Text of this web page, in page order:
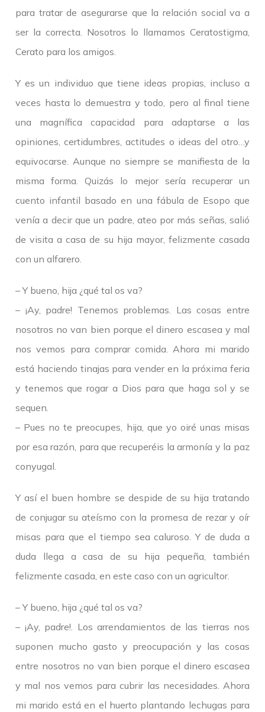
para tratar de asegurarse que la relación social va a
ser la correcta. Nosotros lo llamamos Ceratostigma,
Cerato para los amigos.
Y es un individuo que tiene ideas propias, incluso a
veces hasta lo demuestra y todo, pero al final tiene
una magnífica capacidad para adaptarse a las
opiniones, certidumbres, actitudes o ideas del otro…y
equivocarse. Aunque no siempre se manifiesta de la
misma forma. Quizás lo mejor sería recuperar un
cuento infantil basado en una fábula de Esopo que
venía a decir que un padre, ateo por más señas, salió
de visita a casa de su hija mayor, felizmente casada
con un alfarero.
– Y bueno, hija ¿qué tal os va?
– ¡Ay, padre! Tenemos problemas. Las cosas entre
nosotros no van bien porque el dinero escasea y mal
nos vemos para comprar comida. Ahora mi marido
está haciendo tinajas para vender en la próxima feria
y tenemos que rogar a Dios para que haga sol y se
sequen.
– Pues no te preocupes, hija, que yo oiré unas misas
por esa razón, para que recuperéis la armonía y la paz
conyugal.
Y así el buen hombre se despide de su hija tratando
de conjugar su ateísmo con la promesa de rezar y oír
misas para que el tiempo sea caluroso. Y de duda a
duda llega a casa de su hija pequeña, también
felizmente casada, en este caso con un agricultor.
– Y bueno, hija ¿qué tal os va?
– ¡Ay, padre!. Los arrendamientos de las tierras nos
suponen mucho gasto y preocupación y las cosas
entre nosotros no van bien porque el dinero escasea
y mal nos vemos para cubrir las necesidades. Ahora
mi marido está en el huerto plantando lechugas para